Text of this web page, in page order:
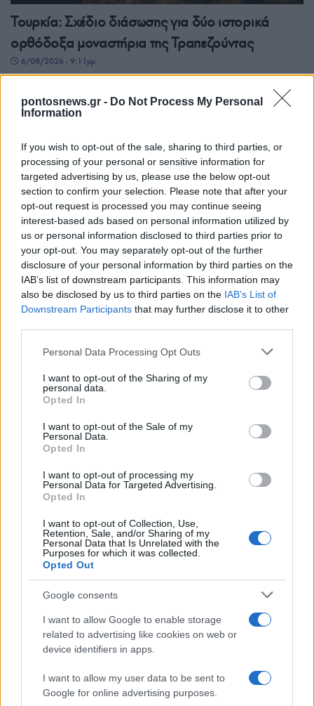
pontosnews.gr - Do Not Process My Personal
Information
If you wish to opt-out of the sale, sharing to third parties, or
processing of your personal or sensitive information for
targeted advertising by us, please use the below opt-out
section to confirm your selection. Please note that after your
opt-out request is processed you may continue seeing
interest-based ads based on personal information utilized by
us or personal information disclosed to third parties prior to
your opt-out. You may separately opt-out of the further
disclosure of your personal information by third parties on the
IAB’s list of downstream participants. This information may
also be disclosed by us to third parties on the IAB’s List of
Downstream Participants that may further disclose it to other
Please note that this website/app uses one or more Google
not limited to your visit or usage behaviour. You may click to
grant or deny consent to Google and its third-party tags to
use your data for below specified purposes in below Google
consent section.
Personal Data Processing Opt Outs
I want to opt-out of the Sharing of my
personal data.
Opted In
I want to opt-out of the Sale of my
Personal Data.
Opted In
I want to opt-out of processing my
Personal Data for Targeted Advertising.
Opted In
I want to opt-out of Collection, Use,
Retention, Sale, and/or Sharing of my
Personal Data that Is Unrelated with the
Purposes for which it was collected.
Opted Out
Google consents
I want to allow Google to enable storage
related to advertising like cookies on web or
device identifiers in apps.
I want to allow my user data to be sent to
Google for online advertising purposes.
Τουρκία: Σχέδιο διάσωσης για δύο ιστορικά
ορθόδοξα μοναστήρια της Τραπεζούντας
6/08/2026 - 9:11μμ
ΣΥΛΛΟΓΟΙ
Ποντιακοί χοροί στο αεροδρόμιο της Ρόδου: Η
παράδοσή μας «πέταξε» σε όλο τον κόσμο
6/08/2026 - 2:32μμ
ΠΑΡΑΔΟΣΗ
Πόντιοι πρόσφυγες στην Πρασινάδα Δράμας – Η
ιστορική μονή Μεταμορφώσεως του Σωτήρος
6/08/2026 - 1:41μμ